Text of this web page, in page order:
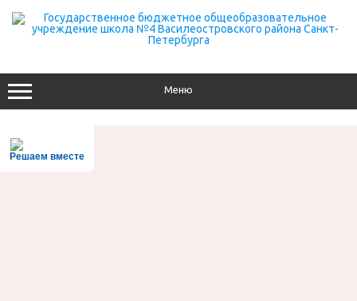
содержимому
Меню
Решаем вместе